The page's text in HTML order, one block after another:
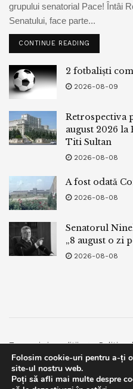
grupului senatorial Pace! Întâi
Senatului, face parte...
CONTINUE READING
2 fotbaliști
2026-08-09
Retrospectiva
august 2026
Titi Sultan
2026-08-08
A fost odată
2026-08-08
Senatorul
„8 august o zi
2026-08-08
Termeni si conditii
Politica
Facebook
Contact
© 2019bpnews- Business &
Folosim cookie-uri pentru a-ți
site-ul nostru web.
Poți să afli mai multe despre